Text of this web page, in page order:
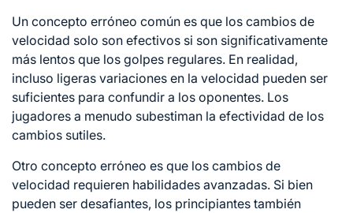
Un concepto erróneo común es que los cambios de
velocidad solo son efectivos si son significativamente
más lentos que los golpes regulares. En realidad,
incluso ligeras variaciones en la velocidad pueden ser
suficientes para confundir a los oponentes. Los
jugadores a menudo subestiman la efectividad de los
cambios sutiles.
Otro concepto erróneo es que los cambios de
velocidad requieren habilidades avanzadas. Si bien
pueden ser desafiantes, los principiantes también